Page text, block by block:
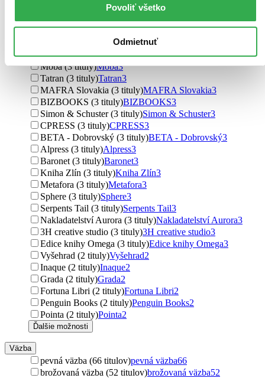
Povoliť všetko
Odmietnuť
Lindeni (7 titulov)Lindeni7
Picador (7 titulov)Picador7
Jota (7 titulov)Jota7
Motýľ4
XYZ (3 tituly)XYZ3
Moba (3 tituly)Moba3
Tatran (3 tituly)Tatran3
MAFRA Slovakia (3 tituly)MAFRA Slovakia3
BIZBOOKS (3 tituly)BIZBOOKS3
Simon & Schuster (3 tituly)Simon & Schuster3
CPRESS (3 tituly)CPRESS3
BETA - Dobrovský (3 tituly)BETA - Dobrovský3
Alpress (3 tituly)Alpress3
Baronet (3 tituly)Baronet3
Kniha Zlín (3 tituly)Kniha Zlín3
Metafora (3 tituly)Metafora3
Sphere (3 tituly)Sphere3
Serpents Tail (3 tituly)Serpents Tail3
Nakladatelství Aurora (3 tituly)Nakladatelství Aurora3
3H creative studio (3 tituly)3H creative studio3
Edice knihy Omega (3 tituly)Edice knihy Omega3
Vyšehrad (2 tituly)Vyšehrad2
Inaque (2 tituly)Inaque2
Grada (2 tituly)Grada2
Fortuna Libri (2 tituly)Fortuna Libri2
Penguin Books (2 tituly)Penguin Books2
Pointa (2 tituly)Pointa2
Ďalšie možnosti
Väzba
pevná väzba (66 titulov)pevná väzba66
brožovaná väzba (52 titulov)brožovaná väzba52